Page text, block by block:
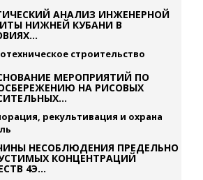
АНАЛИЗ ИНЖЕНЕРНОЙ
НИЖНЕЙ КУБАНИ В
строительство
МЕРОПРИЯТИЙ ПО
НА РИСОВЫХ
рекультивация и охрана
НЕСОБЛЮДЕНИЯ ПРЕДЕЛЬНО
КОНЦЕНТРАЦИЙ
4Э...